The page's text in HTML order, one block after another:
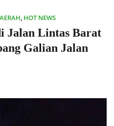
, HOT NEWS
Jalan Lintas Barat
Galian Jalan